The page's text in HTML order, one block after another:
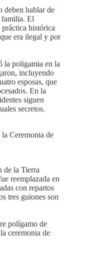
deben hablar de
familia. El
histórica
era ilegal y por
la poligamia en la
incluyendo
esposas, que
En la
siguen
secretos.
la Ceremonia de
de la Tierra
reemplazada en
con repartos
tres guiones son
polígamo de
ceremonia de